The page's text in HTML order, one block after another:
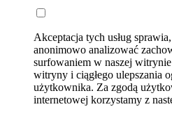
Akceptacja tych usług
anonimowo analizować
surfowaniem w naszej
witryny i ciągłego ulepszania
użytkownika. Za zgodą
internetowej korzystamy z